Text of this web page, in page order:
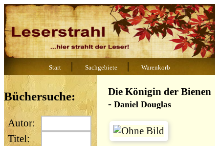
Start | Sachgebiete | Warenkorb
Büchersuche:
Autor:
Titel:
Die Königin der Bienen
-Daniel Douglas